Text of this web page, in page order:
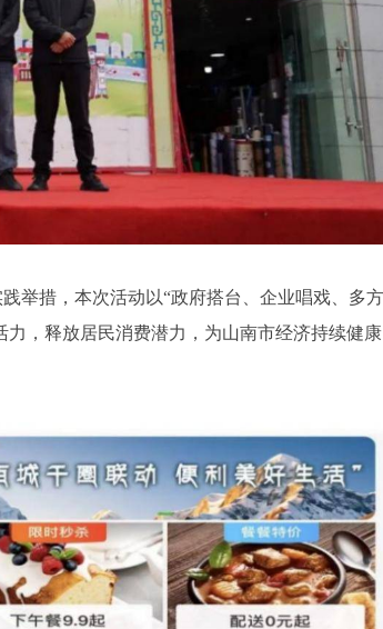
举措，本次活动以“政府搭台、企业唱戏、多方
，释放居民消费潜力，为山南市经济持续健康